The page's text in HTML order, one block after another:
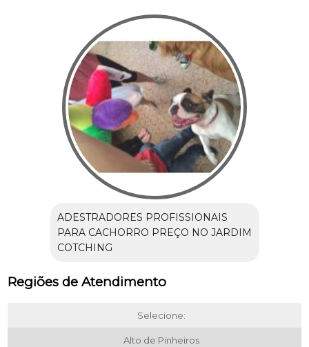
ADESTRADORES PROFISSIONAIS
PARA CACHORRO PREÇO NO JARDIM
COTCHING
Regiões de Atendimento
Selecione:
Alto de Pinheiros